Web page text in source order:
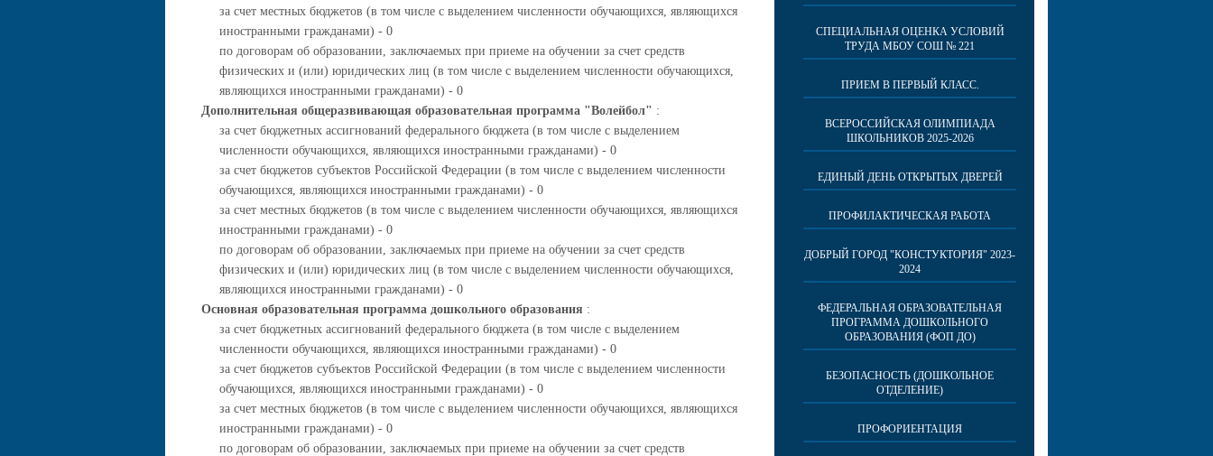
за счет местных бюджетов (в том числе с выделением численности обучающихся, являющихся
иностранными гражданами) - 0
по договорам об образовании, заключаемых при приеме на обучении за счет средств
физических и (или) юридических лиц (в том числе с выделением численности обучающихся,
являющихся иностранными гражданами) - 0
Дополнительная общеразвивающая образовательная программа "Волейбол" :
за счет бюджетных ассигнований федерального бюджета (в том числе с выделением
численности обучающихся, являющихся иностранными гражданами) - 0
за счет бюджетов субъектов Российской Федерации (в том числе с выделением численности
обучающихся, являющихся иностранными гражданами) - 0
за счет местных бюджетов (в том числе с выделением численности обучающихся, являющихся
иностранными гражданами) - 0
по договорам об образовании, заключаемых при приеме на обучении за счет средств
физических и (или) юридических лиц (в том числе с выделением численности обучающихся,
являющихся иностранными гражданами) - 0
Основная образовательная программа дошкольного образования :
за счет бюджетных ассигнований федерального бюджета (в том числе с выделением
численности обучающихся, являющихся иностранными гражданами) - 0
за счет бюджетов субъектов Российской Федерации (в том числе с выделением численности
обучающихся, являющихся иностранными гражданами) - 0
за счет местных бюджетов (в том числе с выделением численности обучающихся, являющихся
иностранными гражданами) - 0
по договорам об образовании, заключаемых при приеме на обучении за счет средств
СПЕЦИАЛЬНАЯ ОЦЕНКА УСЛОВИЙ
ТРУДА МБОУ СОШ № 221
ПРИЕМ В ПЕРВЫЙ КЛАСС.
ВСЕРОССИЙСКАЯ ОЛИМПИАДА
ШКОЛЬНИКОВ 2025-2026
ЕДИНЫЙ ДЕНЬ ОТКРЫТЫХ ДВЕРЕЙ
ПРОФИЛАКТИЧЕСКАЯ РАБОТА
ДОБРЫЙ ГОРОД "КОНСТУКТОРИЯ" 2023-
2024
ФЕДЕРАЛЬНАЯ ОБРАЗОВАТЕЛЬНАЯ
ПРОГРАММА ДОШКОЛЬНОГО
ОБРАЗОВАНИЯ (ФОП ДО)
БЕЗОПАСНОСТЬ (ДОШКОЛЬНОЕ
ОТДЕЛЕНИЕ)
ПРОФОРИЕНТАЦИЯ